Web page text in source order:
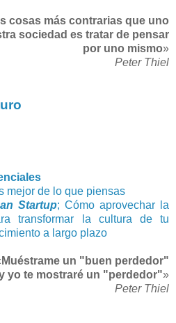
cosas más contrarias que uno
sociedad es tratar de pensar
por uno mismo»
Peter Thiel
mejor de lo que piensas
Startup; Cómo aprovechar la
transformar la cultura de tu
a largo plazo
Muéstrame un "buen perdedor"
yo te mostraré un "perdedor"»
Peter Thiel